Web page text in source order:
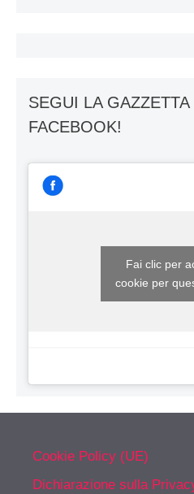
SEGUI LA
FACEBOOK!
Fai clic per
cookie per
Cookie Policy (UE)
Dichiarazione sulla